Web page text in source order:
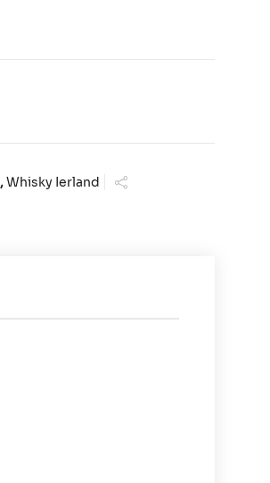
,Whisky Ierland